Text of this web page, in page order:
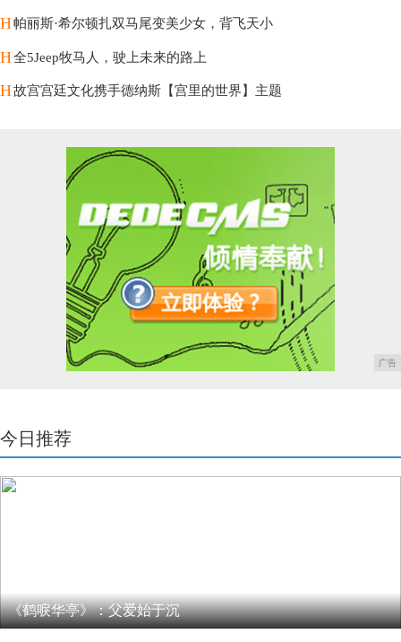
H帕丽斯·希尔顿扎双马尾变美少女，背飞天小
H全5Jeep牧马人，驶上未来的路上
H故宫宫廷文化携手德纳斯【宫里的世界】主题
广告
今日推荐
《鹤唳华亭》：父爱始于沉